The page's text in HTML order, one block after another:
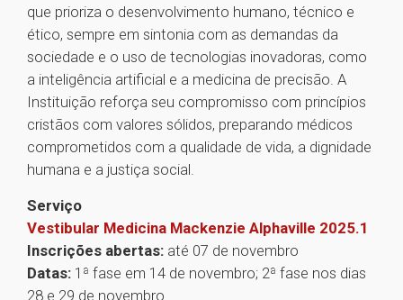
que prioriza o desenvolvimento humano, técnico e
ético, sempre em sintonia com as demandas da
sociedade e o uso de tecnologias inovadoras, como
a inteligência artificial e a medicina de precisão. A
Instituição reforça seu compromisso com princípios
cristãos com valores sólidos, preparando médicos
comprometidos com a qualidade de vida, a dignidade
humana e a justiça social.
Serviço
Vestibular Medicina Mackenzie Alphaville 2025.1
Inscrições abertas: até 07 de novembro
Datas: 1ª fase em 14 de novembro; 2ª fase nos dias
28 e 29 de novembro